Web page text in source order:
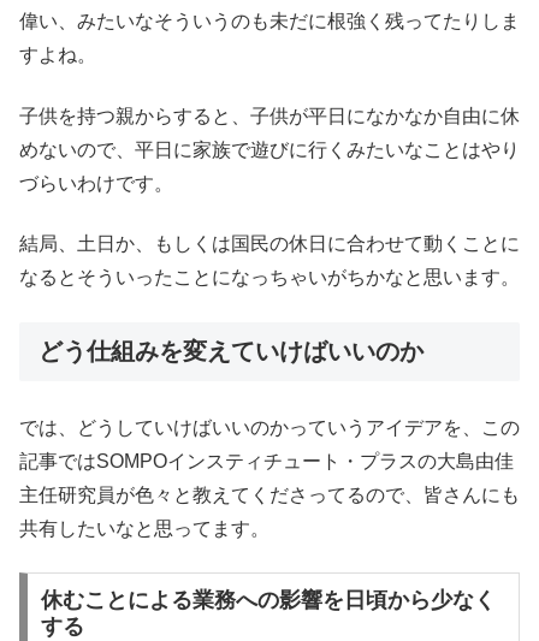
偉い、みたいなそういうのも未だに根強く残ってたりしま
すよね。
子供を持つ親からすると、子供が平日になかなか自由に休
めないので、平日に家族で遊びに行くみたいなことはやり
づらいわけです。
結局、土日か、もしくは国民の休日に合わせて動くことに
なるとそういったことになっちゃいがちかなと思います。
どう仕組みを変えていけばいいのか
では、どうしていけばいいのかっていうアイデアを、この
記事ではSOMPOインスティチュート・プラスの大島由佳
主任研究員が色々と教えてくださってるので、皆さんにも
共有したいなと思ってます。
休むことによる業務への影響を日頃から少なく
する